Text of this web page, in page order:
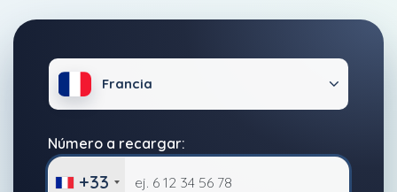
Francia
Número a recargar:
+33